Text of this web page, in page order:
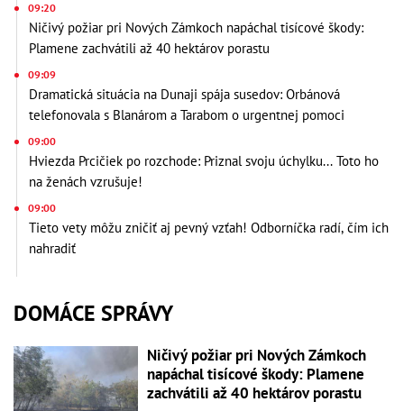
09:20
Ničivý požiar pri Nových Zámkoch napáchal tisícové škody:
Plamene zachvátili až 40 hektárov porastu
09:09
Dramatická situácia na Dunaji spája susedov: Orbánová
telefonovala s Blanárom a Tarabom o urgentnej pomoci
09:00
Hviezda Prcičiek po rozchode: Priznal svoju úchylku... Toto ho
na ženách vzrušuje!
09:00
Tieto vety môžu zničiť aj pevný vzťah! Odborníčka radí, čím ich
nahradiť
DOMÁCE SPRÁVY
Ničivý požiar pri Nových Zámkoch
napáchal tisícové škody: Plamene
zachvátili až 40 hektárov porastu